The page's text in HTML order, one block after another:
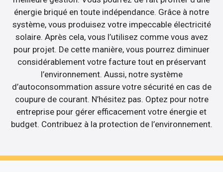
énergie briqué en toute indépendance. Grâce à notre
système, vous produisez votre impeccable électricité
solaire. Après cela, vous l’utilisez comme vous avez
pour projet. De cette manière, vous pourrez diminuer
considérablement votre facture tout en préservant
l’environnement. Aussi, notre système
d’autoconsommation assure votre sécurité en cas de
coupure de courant. N’hésitez pas. Optez pour notre
entreprise pour gérer efficacement votre énergie et
budget. Contribuez à la protection de l’environnement.